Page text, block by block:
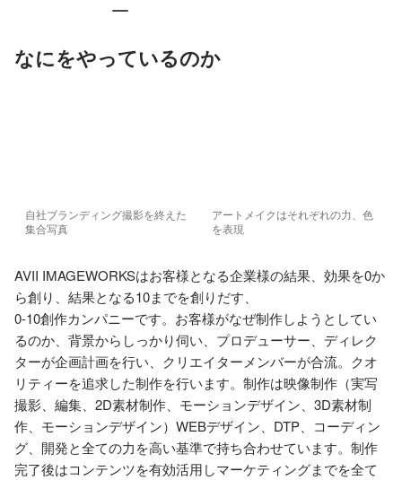
なにをやっているのか
自社ブランディング撮影を終えた
集合写真
アートメイクはそれぞれの力、色
を表現
AVII IMAGEWORKSはお客様となる企業様の結果、効果を0か
ら創り、結果となる10までを創りだす、
0-10創作カンパニーです。お客様がなぜ制作しようとしてい
るのか、背景からしっかり伺い、プロデューサー、ディレク
ターが企画計画を行い、クリエイターメンバーが合流。クオ
リティーを追求した制作を行います。制作は映像制作（実写
撮影、編集、2D素材制作、モーションデザイン、3D素材制
作、モーションデザイン）WEBデザイン、DTP、コーディン
グ、開発と全ての力を高い基準で持ち合わせています。制作
完了後はコンテンツを有効活用しマーケティングまでを全て